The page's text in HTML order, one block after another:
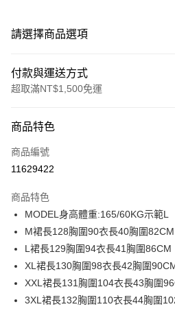
請選擇商品選項
付款與運送方式
超取滿NT$1,500免運
信用卡一次付款
信用卡分期付款
合作金庫商業銀行
華南商業銀行
彰
上海商業儲蓄銀行
國泰世華商業銀行
臺灣中小企業銀行
台
匯豐（台灣）商業銀行
聯邦商業銀行
元大商業銀行
永
超商取貨付款
LINE Pay
Apple Pay
街口支付
商品特色
商品編號
11629422
商品特色
MODEL身高體重:165/60KG示範L
M裙長128胸圍90衣長40胸圍82CM
L裙長129胸圍94衣長41胸圍86CM
XL裙長130胸圍98衣長42胸圍
XXL裙長131胸圍104衣長43胸圍
3XL裙長132胸圍110衣長44胸圍